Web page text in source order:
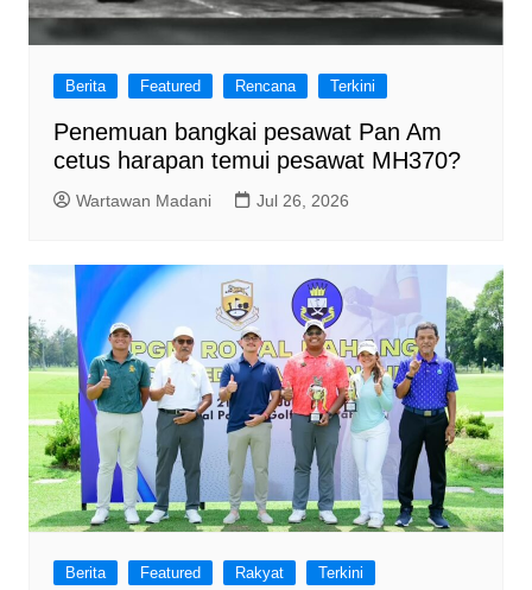
Berita Featured Rencana Terkini
Penemuan bangkai pesawat Pan Am
cetus harapan temui pesawat MH370?
Wartawan Madani Jul 26, 2026
Berita Featured Rakyat Terkini